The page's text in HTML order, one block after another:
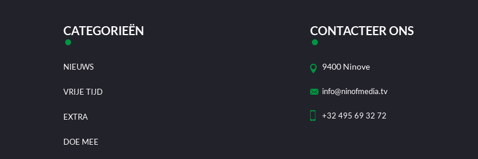
CATEGORIEËN
NIEUWS
VRIJE TIJD
EXTRA
DOE MEE
CONTACTEER ONS
9400 Ninove
info@ninofmedia.tv
+32 495 69 32 72